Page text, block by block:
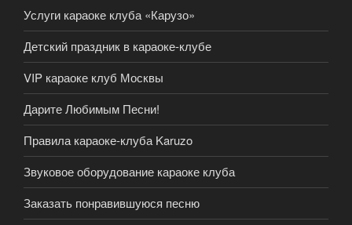
Услуги караоке клуба «Карузо»
Детский праздник в караоке-клубе
VIP караоке клуб Москвы
Дарите Любимым Песни!
Правила караоке-клуба Karuzo
Звуковое оборудование караоке клуба
Заказать понравившуюся песню